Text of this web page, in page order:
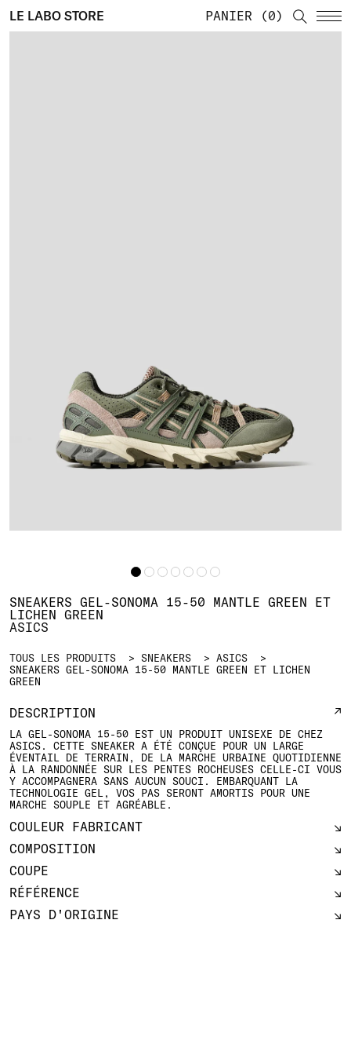
LE LABO STORE PANIER 0
TOUS LES PRODUITS SNEAKERS
ASICS
SNEAKERS GEL-SONOMA 15-50 MANTLE GREEN ET LICHEN
GREEN
SNEAKERS GEL-SONOMA 15-50 MANTLE GREEN ET
LICHEN GREEN
ASICS
DESCRIPTION
LA GEL-SONOMA 15-50 EST UN PRODUIT UNISEXE DE CHEZ
ASICS. CETTE SNEAKER A ÉTÉ CONÇUE POUR UN LARGE
ÉVENTAIL DE TERRAIN, DE LA MARCHE URBAINE QUOTIDIENNE
À LA RANDONNÉE SUR LES PENTES ROCHEUSES CELLE-CI VOUS
Y ACCOMPAGNERA SANS AUCUN SOUCI. EMBARQUANT LA
TECHNOLOGIE GEL, VOS PAS SERONT AMORTIS POUR UNE
MARCHE SOUPLE ET AGRÉABLE.
COULEUR FABRICANT
COMPOSITION
COUPE
RÉFÉRENCE
PAYS D'ORIGINE